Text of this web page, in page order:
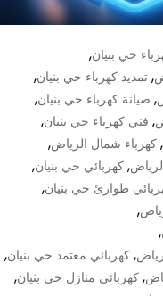
حي بنيان,
, تمديد كهرباء حي بنيان,
, صيانة كهرباء حي بنيان,
, فني كهرباء حي بنيان,
, كهرباء شمال الرياض,
, كهربائي حي بنيان,
طوارئ حي بنيان,
,
,
, كهربائي معتمد حي بنيان,
, كهربائي منازل حي بنيان,